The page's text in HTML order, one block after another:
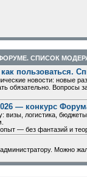
июль 2026
(июль 2025)
Мало и Мон-Сен-Мишель
и прочее. Июнь 2026
Queen Elizabeth,
2 недели без
в Японию.
дня среди мхов и облаков
– Пекин)
аренда авто,
Увидела Бразилию до
(январь 2026)
и альпийские луга
лучшие виды Доломитовых
СПИСОК
пользоваться.
новости: новые
обязательно. Вопросы
— конкурс
визы, логистика, бюджеты.
— без фантазий и
Можно